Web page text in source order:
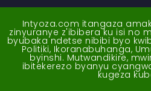
Intyoza.com itangaza
zinyuranye z'ibibera ku isi no
byubaka ndetse nibibi byo
Politiki, Ikoranabuhanga,
byinshi. Mutwandikire,
ibitekerezo byanyu
kugeza